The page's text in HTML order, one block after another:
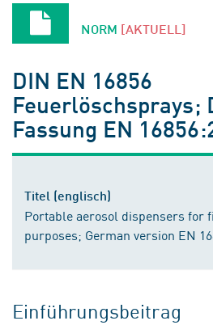
NORM [AKTUELL]
DIN EN 16856
Feuerlöschsprays;
Fassung EN
Titel (englisch)
Portable aerosol dispensers for
purposes; German version EN
Einführungsbeitrag